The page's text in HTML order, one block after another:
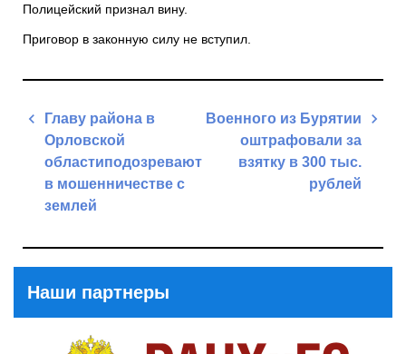
Полицейский признал вину.
Приговор в законную силу не вступил.
Навигация
записям
Главу района в
Орловской
областиподозревают
в мошенничестве с
землей
Военного из Бурятии
оштрафовали за
взятку в 300 тыс.
рублей
Наши партнеры